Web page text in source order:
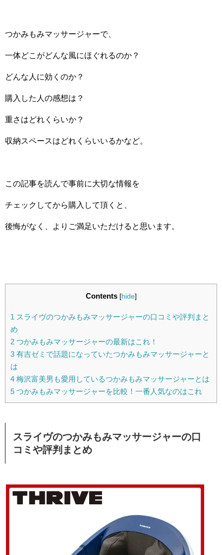
つかみもみマッサージャーで、
一体どこがどんな風にほぐれるのか？
どんな人に効くのか？
購入した人の感想は？
重さはどれくらいか？
収納スペースはどれくらいいるかなど。
この記事を読んで事前に大切な情報を
チェックしてから購入して頂くと、
後悔がなく、よりご満足いただけると思います。
Contents [hide]
1 スライヴのつかみもみマッサージャーの口コミや評判まと
め
2 つかみもみマッサージャーの最新はこれ！
3 有吉ゼミで話題になっていたつかみもみマッサージャーと
は
4 梅沢富美男も愛用しているつかみもみマッサージャーとは
5 つかみもみマッサージャーを比較！一番人気なのはこれ
スライヴのつかみもみマッサージャーの口
コミや評判まとめ